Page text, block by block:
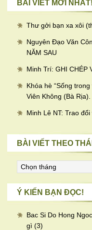
BÀI VIẾT MỚI NHẤT!
Thư gởi bạn xa xôi
Nguyên Đạo Văn
NĂM SAU
Minh Trí: GHI CHÉP
Khóa hè “Sống
Viên Không (Bà Rịa).
Minh Lê NT: Trao
BÀI VIẾT THEO
viết
theo
thángÝ KIẾN BẠN ĐỌC!
Bac Si Do Hong Ngoc
gì (3)